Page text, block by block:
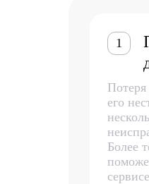
1
его
Более